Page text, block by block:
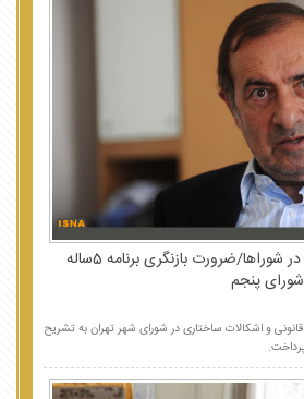
نقص قانونی و ساختاری در شوراها/ضرورت بازنگری برنامه 5ساله
پنجم
و اشکالات ساختاری در شورای شهر تهران به تشریح